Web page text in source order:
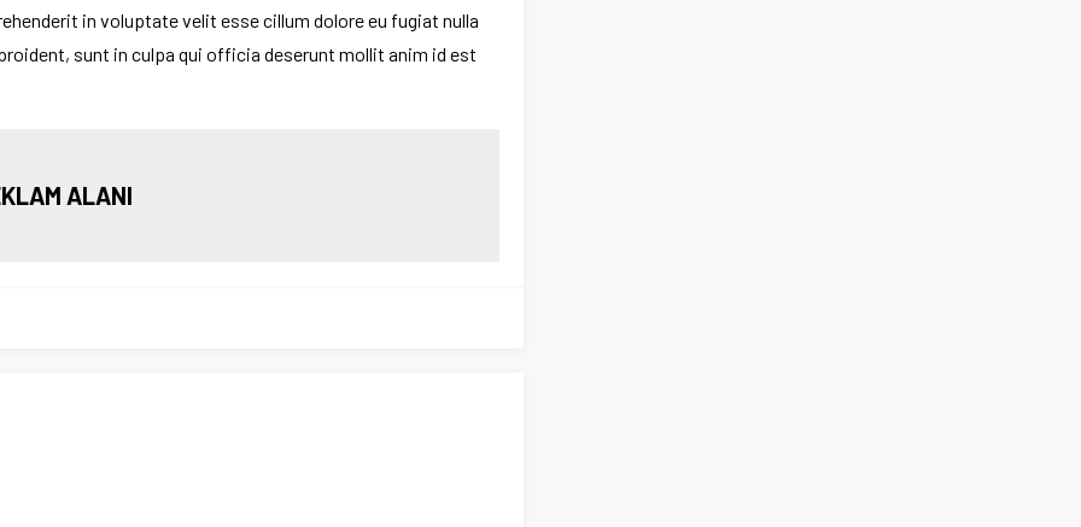
in voluptate velit esse cillum dolore eu fugiat nulla
sunt in culpa qui officia deserunt mollit anim id est
ALANI